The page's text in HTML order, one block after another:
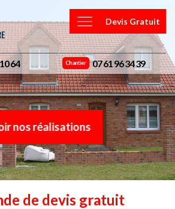
Devis Gratuit
64 Chantier 07 61 96 34 39
nos réalisations
de devis gratuit